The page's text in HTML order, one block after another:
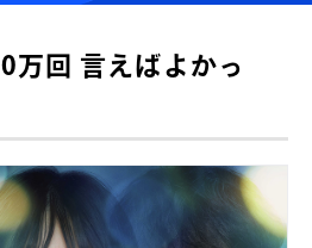
万回 言えばよかっ